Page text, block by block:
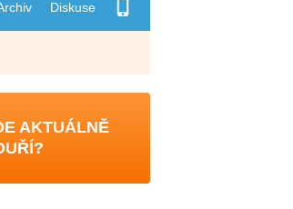
Diskuse
AKTUÁLNĚ